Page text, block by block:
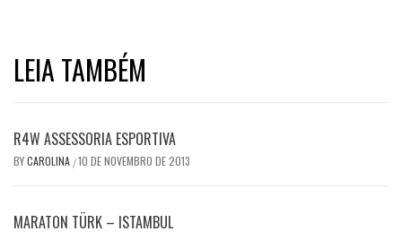
LEIA TAMBÉM
R4W ASSESSORIA ESPORTIVA
BYCAROLINA /10 DE NOVEMBRO DE 2013
MARATON TÜRK – ISTAMBUL